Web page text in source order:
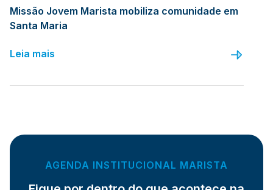
Missão Jovem Marista mobiliza comunidade em
Santa Maria
Leia mais
AGENDA INSTITUCIONAL MARISTA